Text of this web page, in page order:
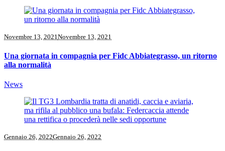
Novembre 13, 2021 Novembre 13, 2021
Una giornata in compagnia per Fidc Abbiategrasso, un ritorno
alla normalità
News
Gennaio 26, 2022Gennaio 26, 2022